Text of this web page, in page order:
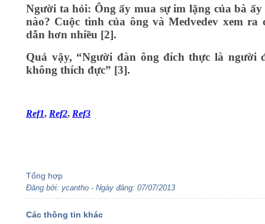
Người ta hỏi: Ông ấy mua sự im lặng của bà ấy
nào? Cuộc tình của ông và Medvedev xem ra
dẫn hơn nhiều [2].
Quả vậy, “Người đàn ông đích thực là người
không thích đực” [3].
Ref1, Ref2, Ref3
Tổng hợp
Đăng bởi: ycantho - Ngày đăng: 07/07/2013
Các thông tin khác